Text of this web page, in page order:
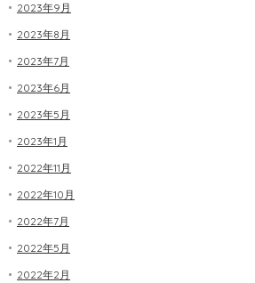
2023年9月
2023年8月
2023年7月
2023年6月
2023年5月
2023年1月
2022年11月
2022年10月
2022年7月
2022年5月
2022年2月